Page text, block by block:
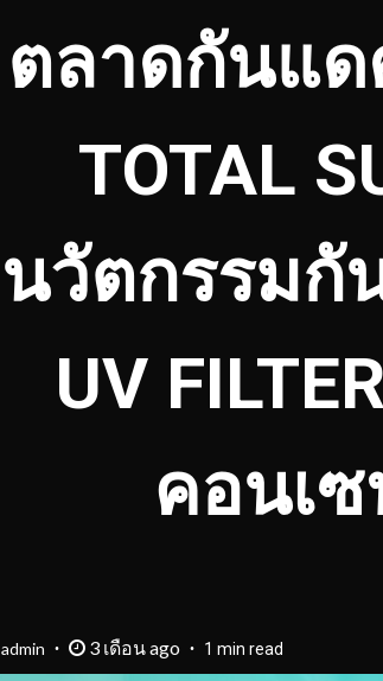
ตลาดกันแด
TOTAL
นวัตกรรมกั
UV
คอนเซ
admin 3 เดือน ago 1 min read